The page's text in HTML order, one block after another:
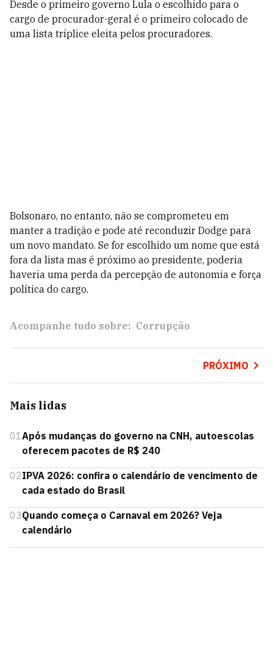
Desde o primeiro governo Lula o escolhido para o
cargo de procurador-geral é o primeiro colocado de
uma lista tríplice eleita pelos procuradores.
Bolsonaro, no entanto, não se comprometeu em
manter a tradição e pode até reconduzir Dodge para
um novo mandato. Se for escolhido um nome que está
fora da lista mas é próximo ao presidente, poderia
haveria uma perda da percepção de autonomia e força
política do cargo.
Acompanhe tudo sobre: Corrupção
PRÓXIMO
Mais lidas
01Após mudanças do governo na CNH, autoescolas
oferecem pacotes de R$ 240
02IPVA 2026: confira o calendário de vencimento de
cada estado do Brasil
03Quando começa o Carnaval em 2026? Veja
calendário